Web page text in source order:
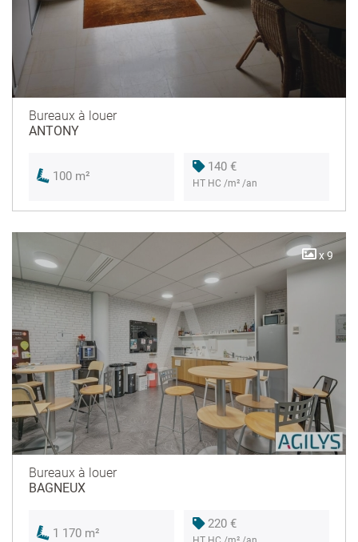
Bureaux à louer
ANTONY
100 m²
140 €
HT HC /m² /an
x 9
Bureaux à louer
BAGNEUX
1 170 m²
220 €